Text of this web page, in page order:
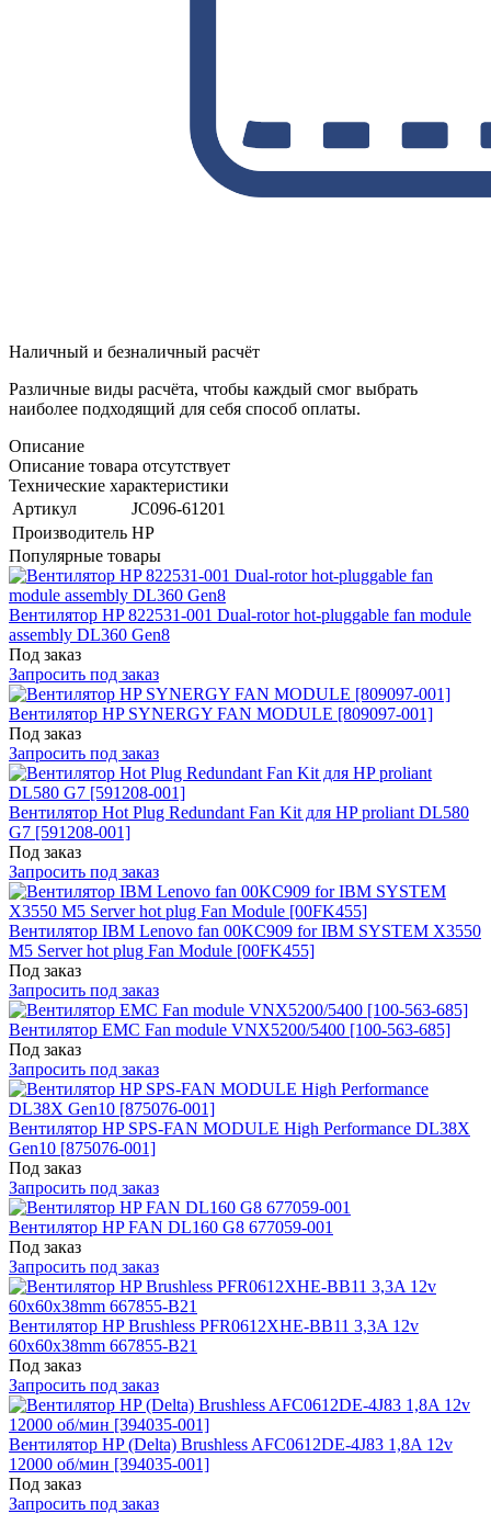
Наличный и безналичный расчёт
Различные виды расчёта, чтобы каждый смог выбрать
наиболее подходящий для себя способ оплаты.
Описание
Описание товара отсутствует
Технические характеристики
Артикул
JC096-61201
Производитель HP
Популярные товары
Вентилятор HP 822531-001 Dual-rotor hot-pluggable fan module
assembly DL360 Gen8
Под заказ
Запросить под заказ
Вентилятор HP SYNERGY FAN MODULE [809097-001]
Под заказ
Запросить под заказ
Вентилятор Hot Plug Redundant Fan Kit для HP proliant DL580
G7 [591208-001]
Под заказ
Запросить под заказ
Вентилятор IBM Lenovo fan 00KC909 for IBM SYSTEM X3550
M5 Server hot plug Fan Module [00FK455]
Под заказ
Запросить под заказ
Вентилятор EMC Fan module VNX5200/5400 [100-563-685]
Под заказ
Запросить под заказ
Вентилятор HP SPS-FAN MODULE High Performance DL38X
Gen10 [875076-001]
Под заказ
Запросить под заказ
Вентилятор HP FAN DL160 G8 677059-001
Под заказ
Запросить под заказ
Вентилятор HP Brushless PFR0612XHE-BB11 3,3A 12v
60x60x38mm 667855-B21
Под заказ
Запросить под заказ
Вентилятор HP (Delta) Brushless AFC0612DE-4J83 1,8A 12v
12000 об/мин [394035-001]
Под заказ
Запросить под заказ